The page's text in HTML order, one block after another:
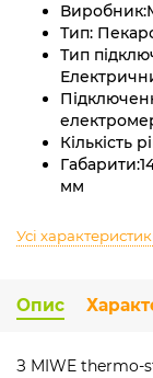
Виробник:
Тип:
Тип
Кількість
Габарити:
мм
Усі
Опис
З MIWE thermo-